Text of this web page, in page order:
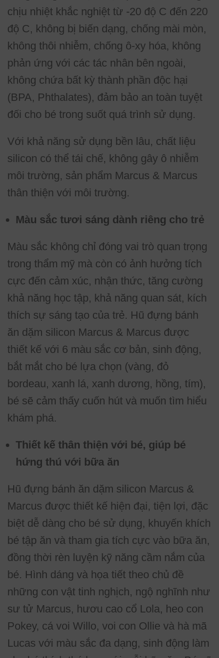
chịu nhiệt khắc nghiệt từ -20 độ C đến 220
độ C, không bị biến dạng, chống mài mòn,
không thôi nhiễm, chống ô-xy hóa, không
phản ứng với các tác nhân bên ngoài,
không chứa bất kỳ thành phần độc hại
(BPA, Phthalates), đảm bảo an toàn tuyệt
đối cho bé trong suốt quá trình sử dụng.
Với khả năng sử dụng bền lâu, chất liệu
silicon có thể tái chế, không gây ô nhiễm
môi trường, sản phẩm Marcus & Marcus
thân thiện với môi trường.
Màu sắc tươi sáng dành riêng cho trẻ
Màu sắc không chỉ đóng vai trò quan trọng
trong thẩm mỹ mà còn có ảnh hưởng tích
cực đến cảm xúc, nhận thức, tăng cường
khả năng học tập, khả năng quan sát, kích
thích sự sáng tạo của trẻ. Hũ đựng bánh
ăn dặm silicon Marcus & Marcus được
thiết kế với 6 màu sắc cơ bản, sinh động,
bắt mắt cho bé lựa chọn (vàng, đỏ
bordeau, xanh lá, xanh dương, hồng, tím),
bé sẽ cảm thấy cuốn hút và muốn tìm hiểu
khám phá.
Thiết kế thân thiện với bé, giúp bé
hứng thú với bữa ăn
Hũ đựng bánh ăn dặm silicon Marcus &
Marcus được thiết kế hiện đại, tiện lợi, đặc
biệt dễ dàng cho bé sử dụng, khuyến khích
bé tập ăn và tham gia tích cực vào bữa ăn,
đồng thời rèn luyện kỹ năng cầm nắm của
bé. Hình dáng và họa tiết theo chủ đề
những con vật tinh nghịch, ngộ nghĩnh như
sư tử Marcus, hươu cao cổ Lola, heo con
Pokey, cá voi Willo, voi con Ollie và hà mã
Lucas với màu sắc đa dạng, sinh động làm